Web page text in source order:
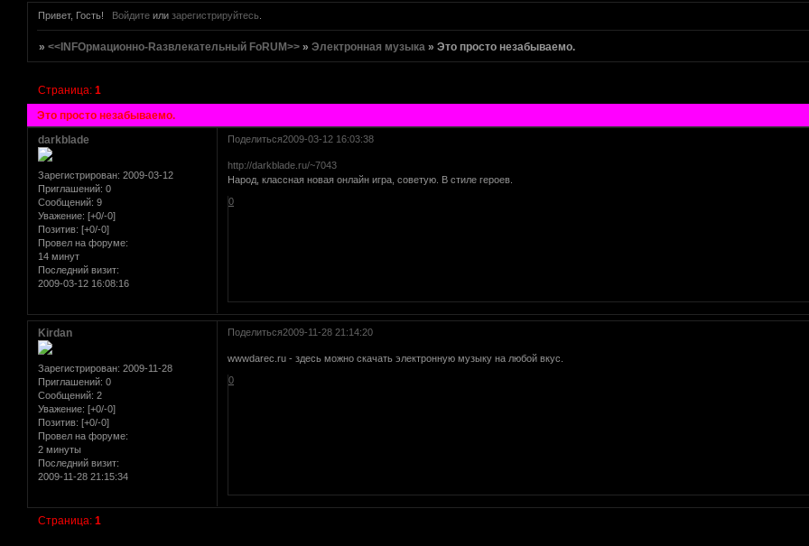
Привет, Гость! Войдитеили зарегистрируйтесь.
»<<INFOрмационно-Rазвлекательный FoRUM>> »Электронная музыка »Это просто незабываемо.
Это просто незабываемо.
Страница:1
Поделиться2009-03-12 16:03:38
darkblade
Зарегистрирован: 2009-03-12
Приглашений: 0
Сообщений: 9
Уважение: [+0/-0]
Позитив: [+0/-0]
Провел на форуме:
14 минут
Последний визит:
2009-03-12 16:08:16
http://darkblade.ru/~7043
Народ, классная новая онлайн игра, советую. В стиле героев.
0
Поделиться2009-11-28 21:14:20
Kirdan
Зарегистрирован: 2009-11-28
Приглашений: 0
Сообщений: 2
Уважение: [+0/-0]
Позитив: [+0/-0]
Провел на форуме:
2 минуты
Последний визит:
2009-11-28 21:15:34
wwwdarec.ru - здесь можно скачать электронную музыку на любой вкус.
0
Страница:1
href="http://altmetal.mybb.ru" target=AltmetalForum>
[реклама вместо картинки]